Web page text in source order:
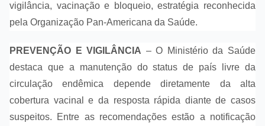
vigilância, vacinação e bloqueio, estratégia reconhecida
pela Organização Pan-Americana da Saúde.
PREVENÇÃO E VIGILÂNCIA –O Ministério da Saúde
destaca que a manutenção do status de país livre da
circulação endêmica depende diretamente da alta
cobertura vacinal e da resposta rápida diante de casos
suspeitos. Entre as recomendações estão a notificação